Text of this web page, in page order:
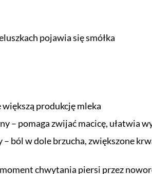
pojawia się smółka
produkcję mleka
– pomaga zwijać macicę, ułatwia
ból w dole brzucha, zwiększone
chwytania piersi przez